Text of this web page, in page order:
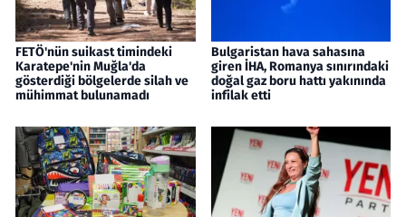
FETÖ'nün suikast timindeki
Karatepe'nin Muğla'da
gösterdiği bölgelerde silah ve
mühimmat bulunamadı
Bulgaristan hava sahasına
giren İHA, Romanya sınırındaki
doğal gaz boru hattı yakınında
infilak etti